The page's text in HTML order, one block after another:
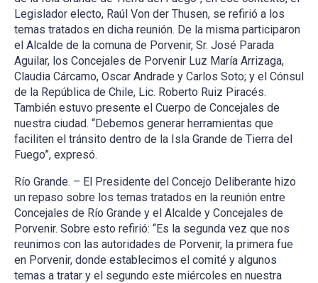
Legislador electo, Raúl Von der Thusen, se refirió a los
temas tratados en dicha reunión. De la misma participaron
el Alcalde de la comuna de Porvenir, Sr. José Parada
Aguilar, los Concejales de Porvenir Luz María Arrizaga,
Claudia Cárcamo, Oscar Andrade y Carlos Soto; y el Cónsul
de la República de Chile, Lic. Roberto Ruiz Piracés.
También estuvo presente el Cuerpo de Concejales de
nuestra ciudad. “Debemos generar herramientas que
faciliten el tránsito dentro de la Isla Grande de Tierra del
Fuego”, expresó.
Río Grande. – El Presidente del Concejo Deliberante hizo
un repaso sobre los temas tratados en la reunión entre
Concejales de Río Grande y el Alcalde y Concejales de
Porvenir. Sobre esto refirió: “Es la segunda vez que nos
reunimos con las autoridades de Porvenir, la primera fue
en Porvenir, donde establecimos el comité y algunos
temas a tratar y el segundo este miércoles en nuestra